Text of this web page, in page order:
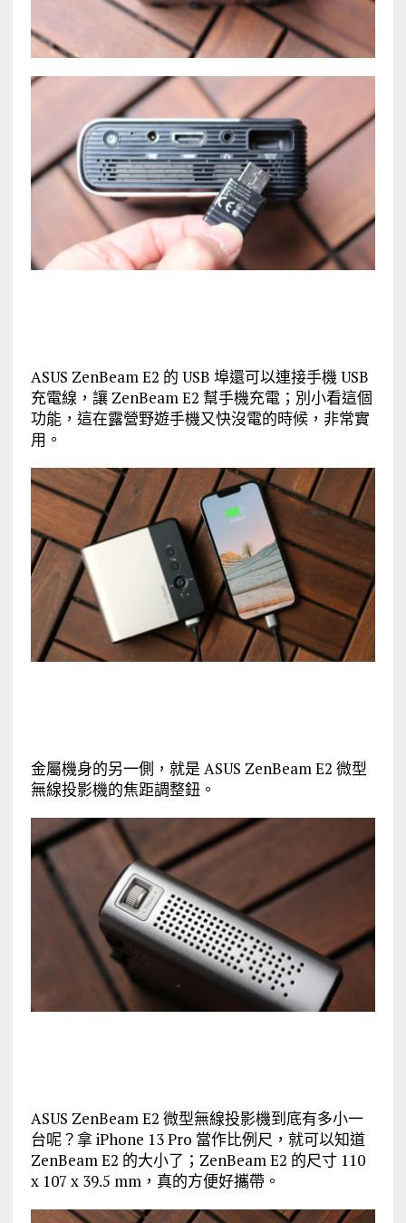
ASUS ZenBeam E2 的 USB 埠還可以連接手機 USB
充電線，讓 ZenBeam E2 幫手機充電；別小看這個
功能，這在露營野遊手機又快沒電的時候，非常實
用。
金屬機身的另一側，就是 ASUS ZenBeam E2 微型
無線投影機的焦距調整鈕。
ASUS ZenBeam E2 微型無線投影機到底有多小一
台呢？拿 iPhone 13 Pro 當作比例尺，就可以知道
ZenBeam E2 的大小了；ZenBeam E2 的尺寸 110
x 107 x 39.5 mm，真的方便好攜帶。